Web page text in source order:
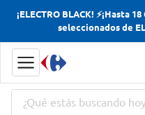
¡ELECTRO BLACK! ⚡¡Hasta
seleccionados de
¿Qué estás buscando hoy?
Términos más
Yerba
Cerveza
Doves